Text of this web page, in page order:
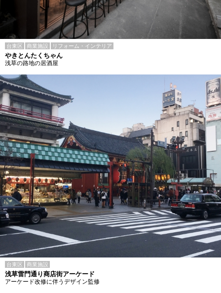
台東区 商業施設 リフォーム・インテリア
やきとんたくちゃん
浅草の路地の居酒屋
台東区 商業施設
浅草雷門通り商店街アーケード
アーケード改修に伴うデザイン監修